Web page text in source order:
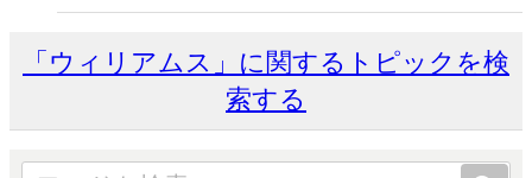
「ウィリアムス」に関するトピックを検
索する